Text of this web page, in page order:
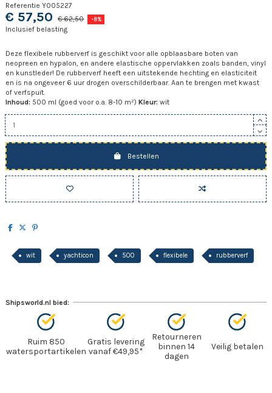
Referentie Y005227
€ 57,50 € 62,50 -8%
Inclusief belasting
Deze flexibele rubberverf is geschikt voor alle opblaasbare boten van
neopreen en hypalon, en andere elastische oppervlakken zoals banden, vinyl
en kunstleder! De rubberverf heeft een uitstekende hechting en elasticiteit
en is na ongeveer 6 uur drogen overschilderbaar. Aan te brengen met kwast
of verfspuit.
Inhoud: 500 ml (goed voor o.a. 8-10 m²) Kleur: wit
Bestellen
wit yachticon 500 flexibele rubberverf
Shipsworld.nl bied:
Ruim 850
watersportartikelen
Gratis levering
vanaf €49,95*
Retourneren
binnen 14
dagen
Veilig betalen